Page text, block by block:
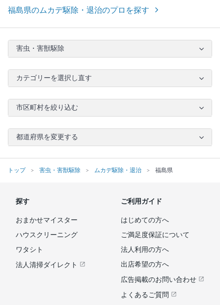
福島県のムカデ駆除・退治のプロを探す
害虫・害獣駆除
カテゴリーを選択し直す
市区町村を絞り込む
都道府県を変更する
トップ 害虫・害獣駆除 ムカデ駆除・退治 福島県
探す
おまかせマイスター
ハウスクリーニング
ワタシト
法人清掃ダイレクト
ご利用ガイド
はじめての方へ
ご満足度保証について
法人利用の方へ
出店希望の方へ
広告掲載のお問い合わせ
よくあるご質問